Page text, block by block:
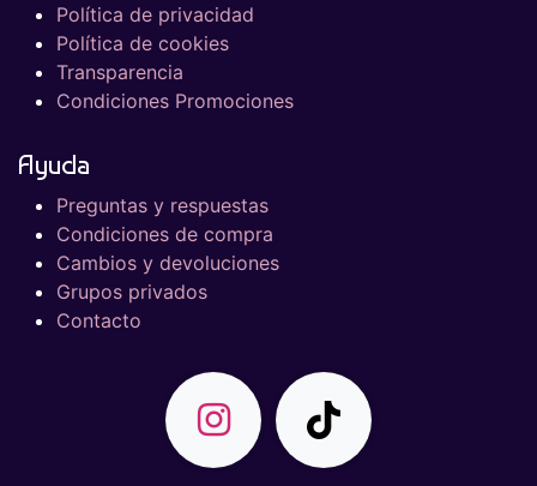
Política de privacidad
Política de cookies
Transparencia
Condiciones Promociones
Ayuda
Preguntas y respuestas
Condiciones de compra
Cambios y devoluciones
Grupos privados
Contacto